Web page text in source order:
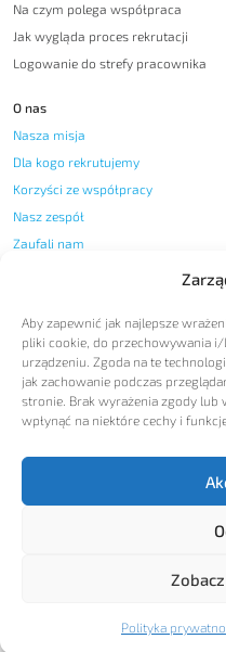
Aby zapewnić jak najlepsze
pliki cookie, do przechowywania
urządzeniu. Zgoda na te
jak zachowanie podczas
stronie. Brak wyrażenia zgody lub
wpłynąć na niektóre cechy i
Polityka
Na czym polega współpraca
Jak wygląda proces rekrutacji
Logowanie do strefy pracownika
O nas
Nasza misja
Dla kogo rekrutujemy
Korzyści ze współpracy
Nasz zespół
Zaufali nam
Regulamin przyjmowania
zgłoszeń wewnętrznych
Kodeks Etyczny
Polityka zrównoważonego
rozwoju
Nasze dane
| Agencja pracy tymczasowej - Jobman